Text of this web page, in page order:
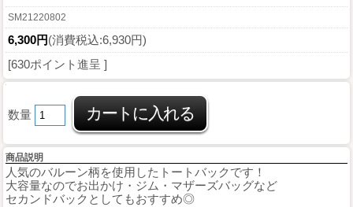
SM21220802
6,300円(消費税込:6,930円)
[630ポイント進呈 ]
数量
商品説明
人気のバルーン柄を使用したトートバックです！
大容量なのでお出かけ・ジム・マザーズバッグなど
セカンドバックとしてもおすすめ◎